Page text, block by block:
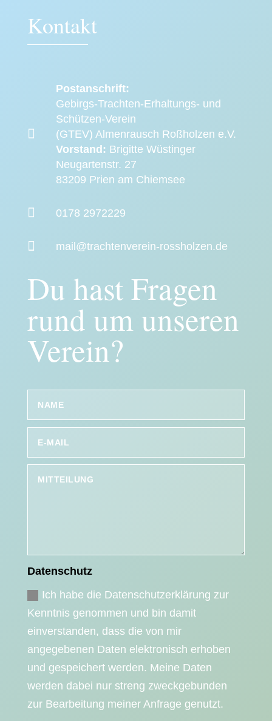
Kontakt

Postanschrift:
Gebirgs-Trachten-Erhaltungs- und
Schützen-Verein
(GTEV) Almenrausch Roßholzen e.V.
Vorstand: Brigitte Wüstinger
Neugartenstr. 27
83209 Prien am Chiemsee
 0178 2972229
 mail@trachtenverein-rossholzen.de
Du hast Fragen
rund um unseren
Verein?
Datenschutz
Ich habe die Datenschutzerklärung zur
Kenntnis genommen und bin damit
einverstanden, dass die von mir
angegebenen Daten elektronisch erhoben
und gespeichert werden. Meine Daten
werden dabei nur streng zweckgebunden
zur Bearbeitung meiner Anfrage genutzt.